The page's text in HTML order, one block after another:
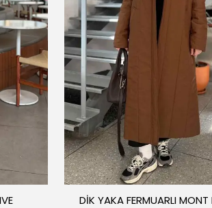
DİK YAKA FERMUARLI MONT